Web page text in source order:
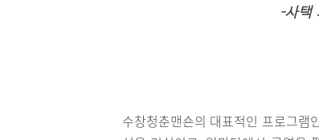
-사택
수창청춘맨숀의 대표적인 프로그램